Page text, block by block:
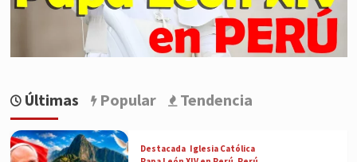
Últimas Popular Tendencia
Destacada Iglesia Católica